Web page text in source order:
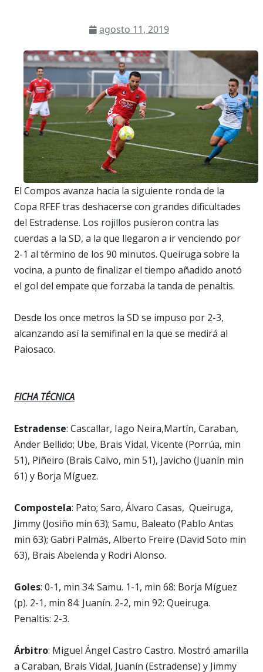
agosto 11, 2019
El Compos avanza hacia la siguiente ronda de la
Copa RFEF tras deshacerse con grandes dificultades
del Estradense. Los rojillos pusieron contra las
cuerdas a la SD, a la que llegaron a ir venciendo por
2-1 al término de los 90 minutos. Queiruga sobre la
vocina, a punto de finalizar el tiempo añadido anotó
el gol del empate que forzaba la tanda de penaltis.
Desde los once metros la SD se impuso por 2-3,
alcanzando así la semifinal en la que se medirá al
Paiosaco.
FICHA TÉCNICA
Estradense: Cascallar, Iago Neira,Martín, Caraban,
Ander Bellido; Ube, Brais Vidal, Vicente (Porrúa, min
51), Piñeiro (Brais Calvo, min 51), Javicho (Juanín min
61) y Borja Míguez.
Compostela: Pato; Saro, Álvaro Casas, Queiruga,
Jimmy (Josiño min 63); Samu, Baleato (Pablo Antas
min 63); Gabri Palmás, Alberto Freire (David Soto min
63), Brais Abelenda y Rodri Alonso.
Goles: 0-1, min 34: Samu. 1-1, min 68: Borja Míguez
(p). 2-1, min 84: Juanín. 2-2, min 92: Queiruga.
Penaltis: 2-3.
Árbitro: Miguel Ángel Castro Castro. Mostró amarilla
a Caraban, Brais Vidal, Juanín (Estradense) y Jimmy